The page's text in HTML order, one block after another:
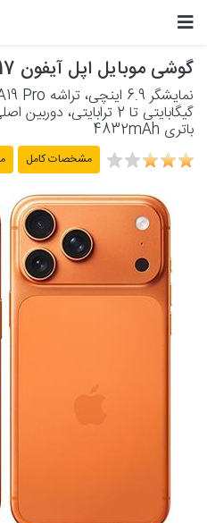
گوشی موبایل اپل آیفون 17 پرو مکس
باتری 4832mAh
مشخصات کامل
لوازم الکترونیکی
لوازم خانگی برقی
لوازم شخصی برقی
پشتیبانی
حساب کاربری